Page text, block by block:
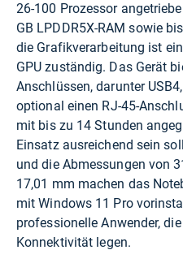
26-100 Prozessor
GB LPDDR5X-RAM sowie
die Grafikverarbeitung ist
GPU zuständig. Das Gerät
Anschlüssen, darunter
optional einen RJ-45-
mit bis zu 14 Stunden
Einsatz ausreichend sein
und die Abmessungen von
17,01 mm machen das
mit Windows 11 Pro
professionelle Anwender,
Konnektivität legen.